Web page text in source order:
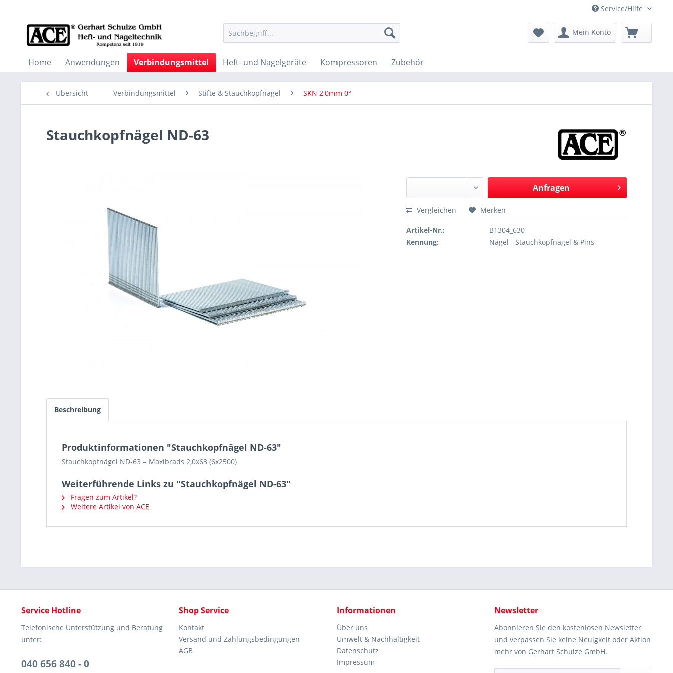
Service/Hilfe
Mein Konto
Home Anwendungen Verbindungsmittel Heft- und Nagelgeräte Kompressoren Zubehör
Übersicht Verbindungsmittel Stifte & Stauchkopfnägel SKN 2,0mm 0°
Stauchkopfnägel ND-63
Anfragen
Vergleichen Merken
Artikel-Nr.:
B1304_630
Kennung:
Nägel - Stauchkopfnägel & Pins
Beschreibung
Produktinformationen "Stauchkopfnägel ND-63"
Stauchkopfnägel ND-63 = Maxibrads 2,0x63 (6x2500)
Weiterführende Links zu "Stauchkopfnägel ND-63"
Fragen zum Artikel?
Weitere Artikel von ACE
Service Hotline
Telefonische Unterstützung und Beratung
unter:
040 656 840 - 0
Shop Service
Kontakt
Versand und Zahlungsbedingungen
AGB
Informationen
Über uns
Umwelt & Nachhaltigkeit
Datenschutz
Impressum
Newsletter
Abonnieren Sie den kostenlosen Newsletter
und verpassen Sie keine Neuigkeit oder Aktion
mehr von Gerhart Schulze GmbH.